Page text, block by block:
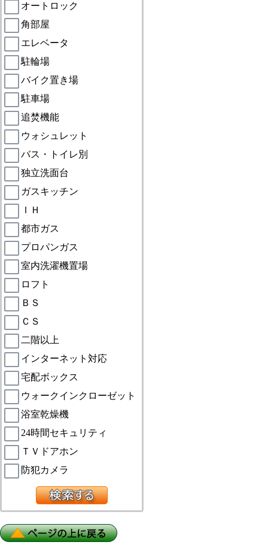
オートロック
角部屋
エレベータ
駐輪場
バイク置き場
駐車場
追焚機能
ウォシュレット
バス・トイレ別
独立洗面台
ガスキッチン
ＩＨ
都市ガス
プロパンガス
室内洗濯機置場
ロフト
ＢＳ
ＣＳ
二階以上
インターネット対応
宅配ボックス
ウォークインクローゼット
浴室乾燥機
24時間セキュリティ
ＴＶドアホン
防犯カメラ